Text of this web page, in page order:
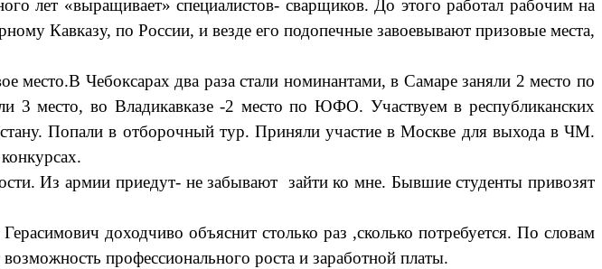
лет «выращивает» специалистов- сварщиков. До этого работал рабочим на
Кавказу, по России, и везде его подопечные завоевывают призовые места,
Чебоксарах два раза стали номинантами, в Самаре заняли 2 место по
3 место, во Владикавказе -2 место по ЮФО. Участвуем в республиканских
Попали в отборочный тур. Приняли участие в Москве для выхода в ЧМ.
Из армии приедут- не забывают зайти ко мне. Бывшие студенты привозят
доходчиво объяснит столько раз ,сколько потребуется. По словам
профессионального роста и заработной платы.